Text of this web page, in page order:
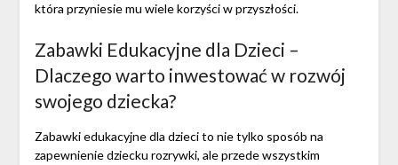
która przyniesie mu wiele korzyści w przyszłości.
Zabawki Edukacyjne dla Dzieci –
Dlaczego warto inwestować w rozwój
swojego dziecka?
Zabawki edukacyjne dla dzieci to nie tylko sposób na
zapewnienie dziecku rozrywki, ale przede wszystkim